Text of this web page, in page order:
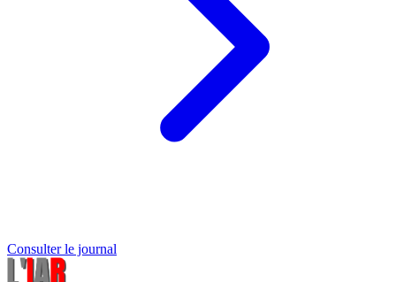
Consulter le journal